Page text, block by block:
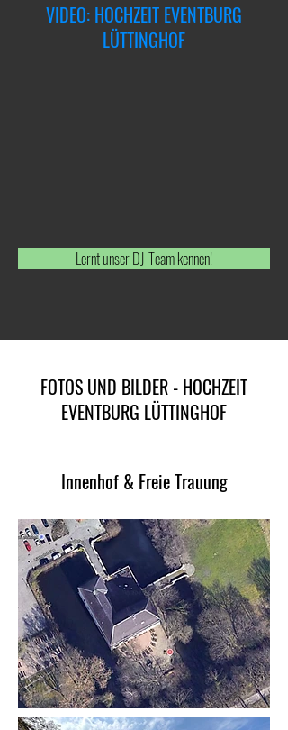
VIDEO: HOCHZEIT EVENTBURG
LÜTTINGHOF
Lernt unser DJ-Team kennen!
FOTOS UND BILDER - HOCHZEIT
EVENTBURG LÜTTINGHOF
Innenhof & Freie Trauung